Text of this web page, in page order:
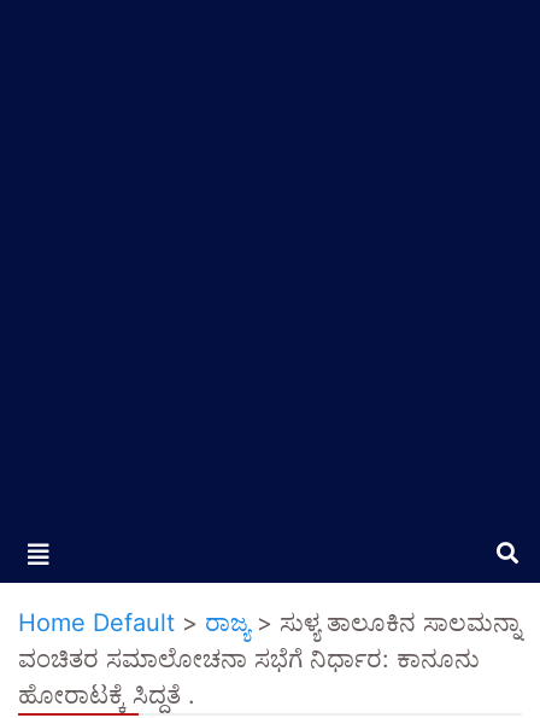
Home Default > ರಾಜ್ಯ> ಸುಳ್ಯ ತಾಲೂಕಿನ ಸಾಲಮನ್ನಾ
ವಂಚಿತರ ಸಮಾಲೋಚನಾ ಸಭೆಗೆ ನಿರ್ಧಾರ: ಕಾನೂನು
ಹೋರಾಟಕ್ಕೆ ಸಿದ್ದತೆ .